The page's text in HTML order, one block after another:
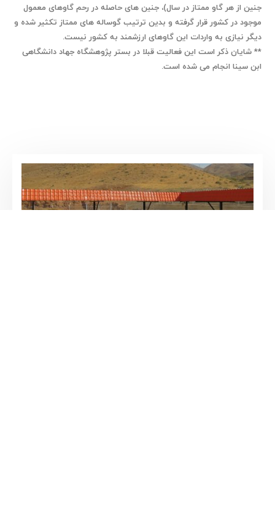
جنین از هر گاو ممتاز در سال)، جنین های حاصله در رحم گاوهای معمول
موجود در کشور قرار گرفته و بدین ترتیب گوساله های ممتاز تکثیر شده و
دیگر نیازی به واردات این گاوهای ارزشمند به کشور نیست.
** شایان ذکر است این فعالیت قبلا در بستر پژوهشگاه جهاد دانشگاهی
ابن سینا انجام می شده است.